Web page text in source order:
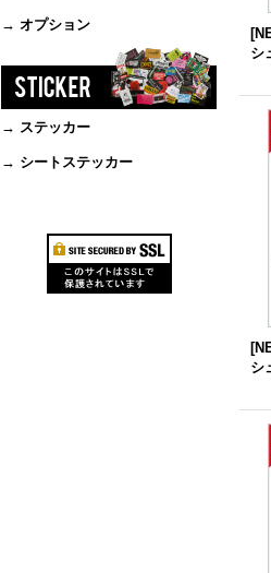
→ オプション
→ ステッカー
→ シートステッカー
シ
シ